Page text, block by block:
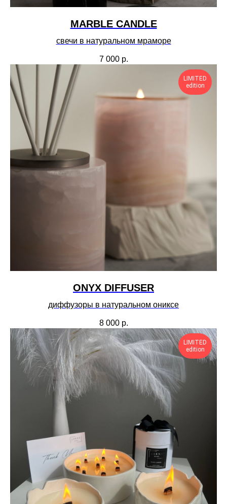
MARBLE CANDLE
свечи в натуральном мраморе
7 000 р.
LIMITED
edition
ONYX DIFFUSER
диффузоры в натуральном ониксе
8 000 р.
LIMITED
edition